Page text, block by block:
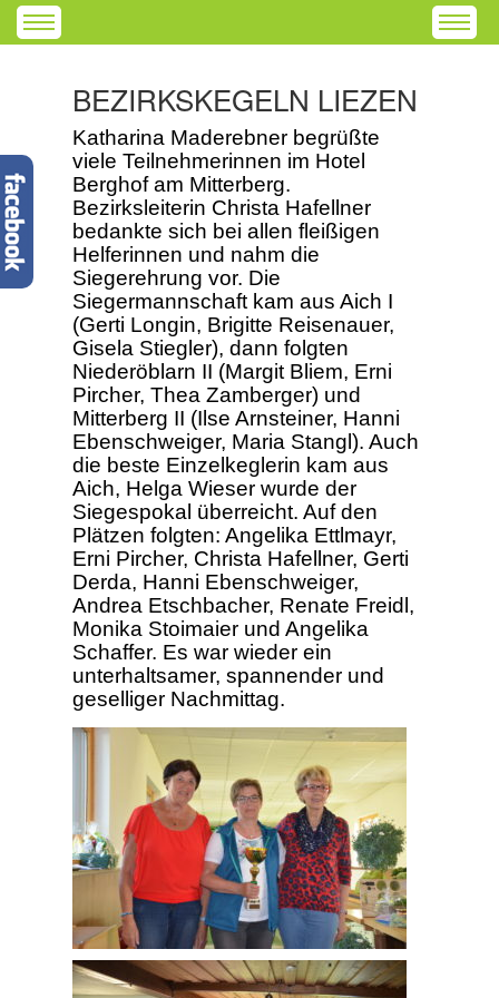
BEZIRKSKEGELN LIEZEN
Katharina Maderebner begrüßte
viele Teilnehmerinnen im Hotel
Berghof am Mitterberg.
Bezirksleiterin Christa Hafellner
bedankte sich bei allen fleißigen
Helferinnen und nahm die
Siegerehrung vor. Die
Siegermannschaft kam aus Aich I
(Gerti Longin, Brigitte Reisenauer,
Gisela Stiegler), dann folgten
Niederöblarn II (Margit Bliem, Erni
Pircher, Thea Zamberger) und
Mitterberg II (Ilse Arnsteiner, Hanni
Ebenschweiger, Maria Stangl). Auch
die beste Einzelkeglerin kam aus
Aich, Helga Wieser wurde der
Siegespokal überreicht. Auf den
Plätzen folgten: Angelika Ettlmayr,
Erni Pircher, Christa Hafellner, Gerti
Derda, Hanni Ebenschweiger,
Andrea Etschbacher, Renate Freidl,
Monika Stoimaier und Angelika
Schaffer. Es war wieder ein
unterhaltsamer, spannender und
geselliger Nachmittag.